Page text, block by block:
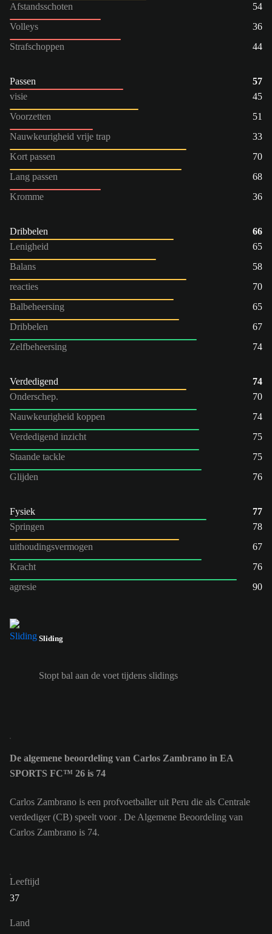
Afstandsschoten
54
Volleys
36
Strafschoppen
44
Passen
57
visie
45
Voorzetten
51
Nauwkeurigheid vrije trap
33
Kort passen
70
Lang passen
68
Kromme
36
Dribbelen
66
Lenigheid
65
Balans
58
reacties
70
Balbeheersing
65
Dribbelen
67
Zelfbeheersing
74
Verdedigend
74
Onderschep.
70
Nauwkeurigheid koppen
74
Verdedigend inzicht
75
Staande tackle
75
Glijden
76
Fysiek
77
Springen
78
uithoudingsvermogen
67
Kracht
76
agresie
90
Sliding
Stopt bal aan de voet tijdens slidings
De algemene beoordeling van Carlos Zambrano in EA
SPORTS FC™ 26 is 74
Carlos Zambrano is een profvoetballer uit Peru die als Centrale
verdediger (CB) speelt voor . De Algemene Beoordeling van
Carlos Zambrano is 74.
Leeftijd
37
Land